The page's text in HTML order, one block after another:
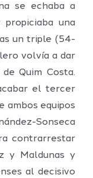
se echaba a
propiciaba una
un triple (54-
volvía a dar
Quim Costa.
el tercer
ambos equipos
Sonseca
contrarrestar
y Maldunas y
al decisivo